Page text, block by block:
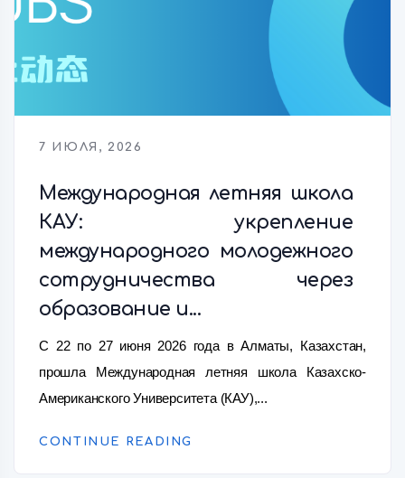
7 ИЮЛЯ, 2026
Международная летняя школа
КАУ: укрепление
международного молодежного
сотрудничества через
образование и...
С 22 по 27 июня 2026 года в Алматы, Казахстан,
прошла Международная летняя школа Казахско-
Американского Университета (КАУ),...
CONTINUE READING